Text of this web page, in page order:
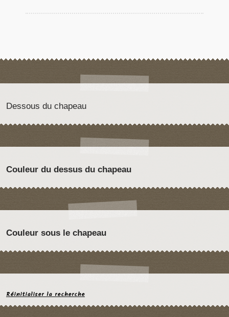
Dessous du chapeau
Couleur du dessus du chapeau
Couleur sous le chapeau
Réinitialiser la recherche